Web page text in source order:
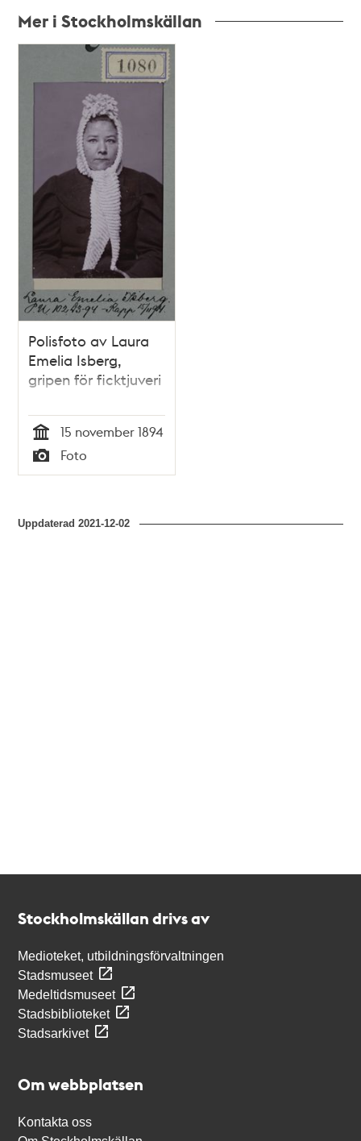
Mer i Stockholmskällan
Polisfoto av Laura
Emelia Isberg,
gripen för ficktjuveri
Tid
15 november 1894
Typ
Foto
Uppdaterad2021-12-02
Stockholmskällan drivs av
Medioteket, utbildningsförvaltningen
Stadsmuseet
Medeltidsmuseet
Stadsbiblioteket
Stadsarkivet
Om webbplatsen
Kontakta oss